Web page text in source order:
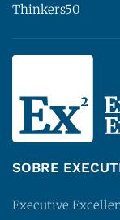
Thinkers50
SOBRE
Executive